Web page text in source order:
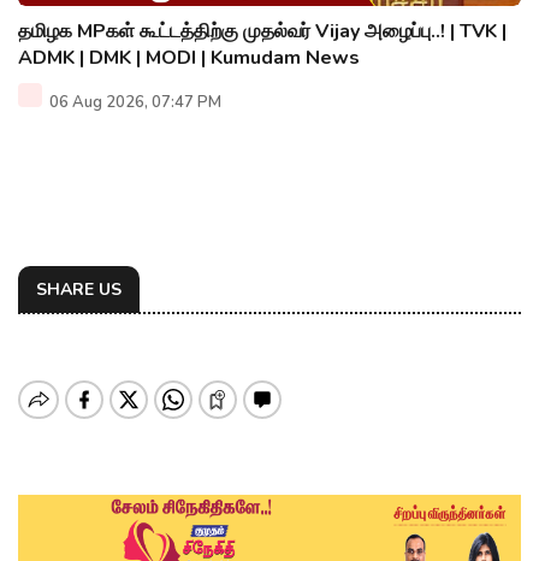
தமிழக MPகள் கூட்டத்திற்கு முதல்வர் Vijay அழைப்பு..! | TVK |
ADMK | DMK | MODI | Kumudam News
06 Aug 2026, 07:47 PM
SHARE US